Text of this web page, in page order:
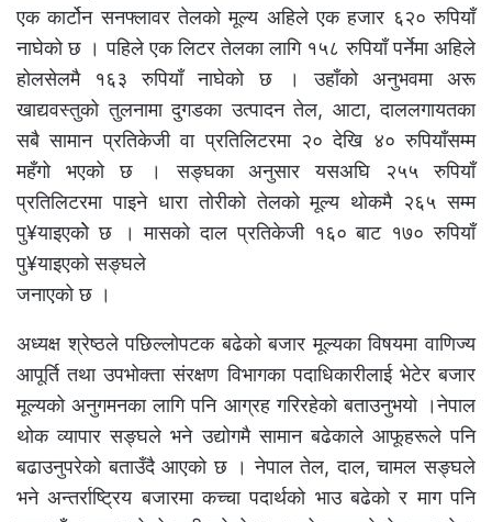
एक कार्टोन सनफ्लावर तेलको मूल्य अहिले एक हजार ६२० रुपियाँ
नाघेको छ । पहिले एक लिटर तेलका लागि १५८ रुपियाँ पर्नेमा अहिले
होलसेलमै १६३ रुपियाँ नाघेको छ । उहाँको अनुभवमा अरू
खाद्यवस्तुको तुलनामा दुगडका उत्पादन तेल, आटा, दाललगायतका
सबै सामान प्रतिकेजी वा प्रतिलिटरमा २० देखि ४० रुपियाँसम्म
महँगो भएको छ । सङ्घका अनुसार यसअघि २५५ रुपियाँ
प्रतिलिटरमा पाइने धारा तोरीको तेलको मूल्य थोकमै २६५ सम्म
पु¥याइएकोे छ । मासको दाल प्रतिकेजी १६० बाट १७० रुपियाँ
पु¥याइएको सङ्घले
जनाएको छ ।
अध्यक्ष श्रेष्ठले पछिल्लोपटक बढेको बजार मूल्यका विषयमा वाणिज्य
आपूर्ति तथा उपभोक्ता संरक्षण विभागका पदाधिकारीलाई भेटेर बजार
मूल्यको अनुगमनका लागि पनि आग्रह गरिरहेको बताउनुभयो ।नेपाल
थोक व्यापार सङ्घले भने उद्योगमै सामान बढेकाले आफूहरूले पनि
बढाउनुपरेको बताउँदै आएको छ । नेपाल तेल, दाल, चामल सङ्घले
भने अन्तर्राष्ट्रिय बजारमा कच्चा पदार्थको भाउ बढेको र माग पनि